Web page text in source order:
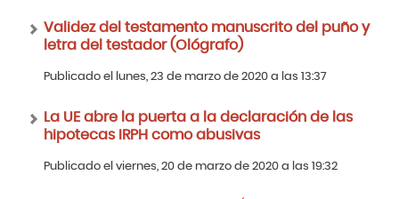
Validez del testamento manuscrito del puño y
letra del testador (Ológrafo)
Publicado el lunes, 23 de marzo de 2020 a las 13:37
La UE abre la puerta a la declaración de las
hipotecas IRPH como abusivas
Publicado el viernes, 20 de marzo de 2020 a las 19:32